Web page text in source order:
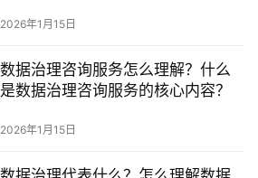
2026年1月15日
数据治理咨询服务怎么理解？什么
是数据治理咨询服务的核心内容？
2026年1月15日